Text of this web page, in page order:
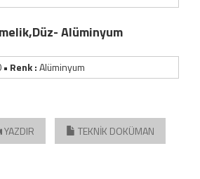
Alüminyum
• Renk :Alüminyum
YAZDIR TEKNİK DOKÜMAN